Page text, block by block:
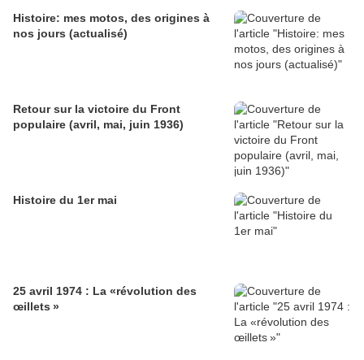
Histoire: mes motos, des origines à
nos jours (actualisé)
Retour sur la victoire du Front
populaire (avril, mai, juin 1936)
Histoire du 1er mai
25 avril 1974 : La «révolution des
œillets »